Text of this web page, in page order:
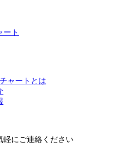
ャートとは
軽にご連絡ください